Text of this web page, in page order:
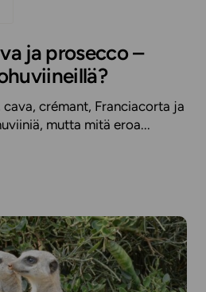
ja prosecco –
crémant, Franciacorta ja
mutta mitä eroa...